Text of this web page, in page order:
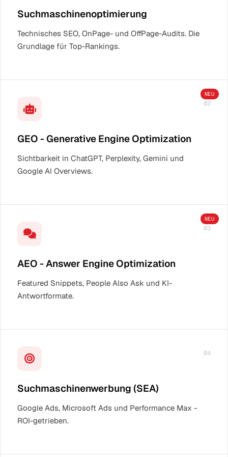
Suchmaschinenoptimierung
Technisches SEO, OnPage- und OffPage-Audits. Die
Grundlage für Top-Rankings.
NEU
02
GEO - Generative Engine Optimization
Sichtbarkeit in ChatGPT, Perplexity, Gemini und
Google AI Overviews.
NEU
03
AEO - Answer Engine Optimization
Featured Snippets, People Also Ask und KI-
Antwortformate.
04
Suchmaschinenwerbung (SEA)
Google Ads, Microsoft Ads und Performance Max -
ROI-getrieben.